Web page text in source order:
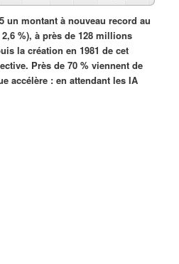
un montant à nouveau record au
%), à près de 128 millions
la création en 1981 de cet
Près de 70 % viennent de
accélère : en attendant les IA